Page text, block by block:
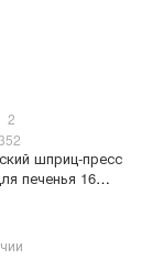
2
шприц-пресс
печенья 16